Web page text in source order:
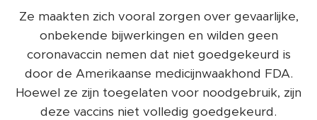
Ze maakten zich vooral zorgen over gevaarlijke,
onbekende bijwerkingen en wilden geen
coronavaccin nemen dat niet goedgekeurd is
door de Amerikaanse medicijnwaakhond FDA.
Hoewel ze zijn toegelaten voor noodgebruik, zijn
deze vaccins niet volledig goedgekeurd.